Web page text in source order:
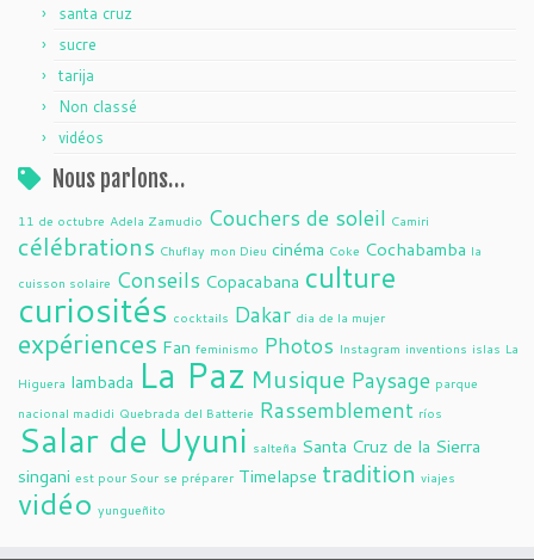
santa cruz
sucre
tarija
Non classé
vidéos
Nous parlons…
11 de octubre Adela Zamudio Couchers de soleil Camiri
célébrations Chuflay mon Dieu cinéma Coke Cochabamba la
cuisson solaire Conseils Copacabana culture
curiosités cocktails Dakar dia de la mujer
expériences Fan feminismo Photos Instagram inventions islas La
Higuera lambada La Paz Musique Paysage parque
nacional madidi Quebrada del Batterie Rassemblement ríos
Salar de Uyuni salteña Santa Cruz de la Sierra
singani est pour Sour se préparer Timelapse tradition viajes
vidéo yungueñito